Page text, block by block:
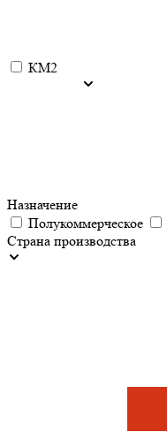
КМ2
Назначение
Полукоммерческое
Страна производства